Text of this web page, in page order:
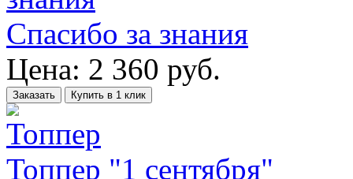
Спасибо за знания
Цена: 2 360 руб.
Заказать Купить в 1 клик
Топпер "1 сентября"